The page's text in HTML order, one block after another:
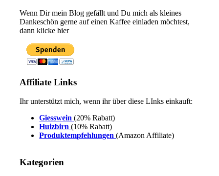
Wenn Dir mein Blog gefällt und Du mich als kleines
Dankeschön gerne auf einen Kaffee einladen möchtest,
dann klicke hier
Affiliate Links
Ihr unterstützt mich, wenn ihr über diese LInks einkauft:
Giesswein (20% Rabatt)
Huizbirn(10% Rabatt)
Produktempfehlungen(Amazon Affiliate)
Kategorien